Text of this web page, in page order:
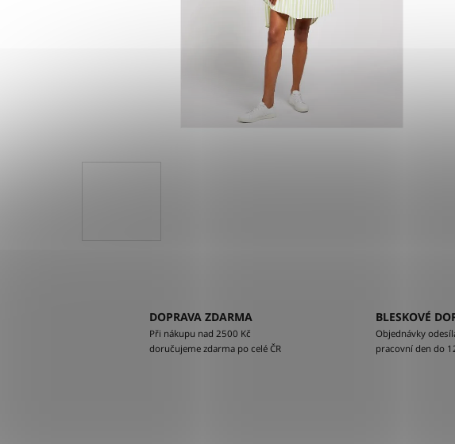
DOPRAVA ZDARMA
Při nákupu nad 2500 Kč
doručujeme zdarma po celé ČR
BLESKOVÉ
Objednávky
pracovní den do